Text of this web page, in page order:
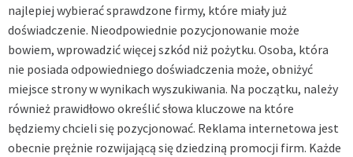
najlepiej wybierać sprawdzone firmy, które miały już
doświadczenie. Nieodpowiednie pozycjonowanie może
bowiem, wprowadzić więcej szkód niż pożytku. Osoba, która
nie posiada odpowiedniego doświadczenia może, obniżyć
miejsce strony w wynikach wyszukiwania. Na początku, należy
również prawidłowo określić słowa kluczowe na które
będziemy chcieli się pozycjonować. Reklama internetowa jest
obecnie prężnie rozwijającą się dziedziną promocji firm. Każde